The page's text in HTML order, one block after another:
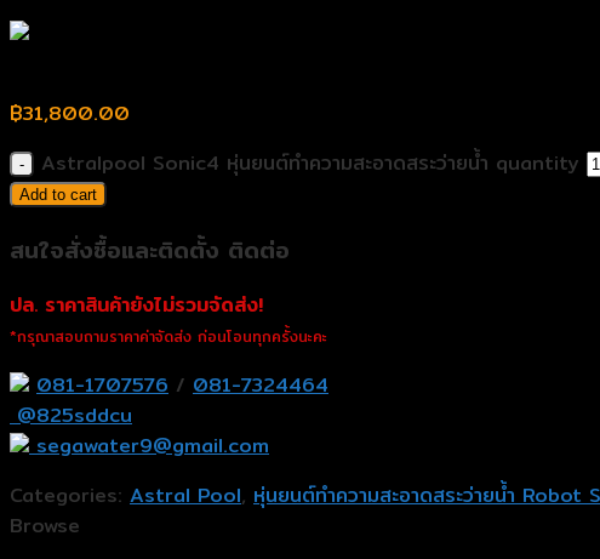
฿31,800.00
Astralpool Sonic4 หุ่นยนต์ทำความสะอาดสระว่ายน้ำ quantity
Add to cart
สนใจสั่งซื้อและติดตั้ง ติดต่อ
ปล. ราคาสินค้ายังไม่รวมจัดส่ง!
*กรุณาสอบถามราคาค่าจัดส่ง ก่อนโอนทุกครั้งนะคะ
081-1707576 / 081-7324464
@825sddcu
segawater9@gmail.com
Categories: Astral Pool, หุ่นยนต์ทำความสะอาดสระว่ายน้ำ Robot
Browse